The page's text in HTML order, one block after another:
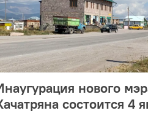
нового
состоится 4